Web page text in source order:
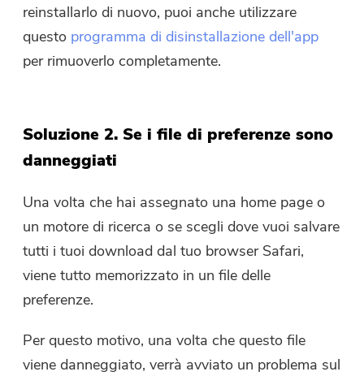
reinstallarlo di nuovo, puoi anche utilizzare
questo programma di disinstallazione dell'app
per rimuoverlo completamente.
Soluzione 2. Se i file di preferenze sono
danneggiati
Una volta che hai assegnato una home page o
un motore di ricerca o se scegli dove vuoi salvare
tutti i tuoi download dal tuo browser Safari,
viene tutto memorizzato in un file delle
preferenze.
Per questo motivo, una volta che questo file
viene danneggiato, verrà avviato un problema sul